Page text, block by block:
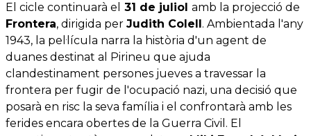
El cicle continuarà el 31 de juliol amb la projecció de
Frontera, dirigida per Judith Colell. Ambientada l'any
1943, la pel·lícula narra la història d'un agent de
duanes destinat al Pirineu que ajuda
clandestinament persones jueves a travessar la
frontera per fugir de l'ocupació nazi, una decisió que
posarà en risc la seva família i el confrontarà amb les
ferides encara obertes de la Guerra Civil. El